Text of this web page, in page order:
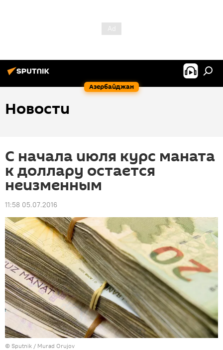
Азербайджан
Новости
С начала июля курс маната
к доллару остается
неизменным
11:58 05.07.2016
© Sputnik / Murad Orujov